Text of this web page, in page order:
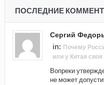
ПОСЛЕДНИЕ
Сергий
in: Почему
или у Китая своя
Вопреки
не может